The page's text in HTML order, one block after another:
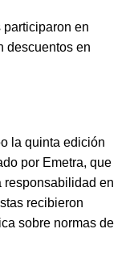
participaron en
descuentos en
la quinta edición
por Emetra, que
responsabilidad en
recibieron
sobre normas de